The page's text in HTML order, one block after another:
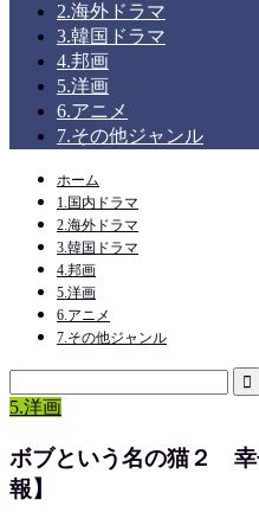
2.海外ドラマ
3.韓国ドラマ
4.邦画
5.洋画
6.アニメ
7.その他ジャンル
ホーム
1.国内ドラマ
2.海外ドラマ
3.韓国ドラマ
4.邦画
5.洋画
6.アニメ
7.その他ジャンル
5.洋画
ボブという名の猫２
報】